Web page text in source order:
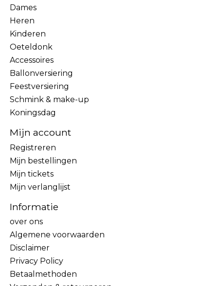
Dames
Heren
Kinderen
Oeteldonk
Accessoires
Ballonversiering
Feestversiering
Schmink & make-up
Koningsdag
Mijn account
Registreren
Mijn bestellingen
Mijn tickets
Mijn verlanglijst
Informatie
over ons
Algemene voorwaarden
Disclaimer
Privacy Policy
Betaalmethoden